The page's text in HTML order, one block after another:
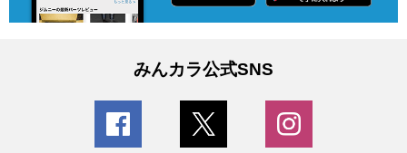
みんカラ公式SNS